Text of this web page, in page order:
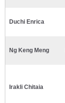
Duchi Enrica
Ng Keng Meng
Irakli Chitaia